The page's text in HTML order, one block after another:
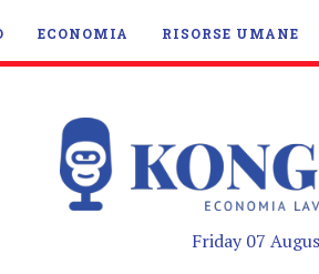
ECONOMIA RISORSE UMANE
Friday 07